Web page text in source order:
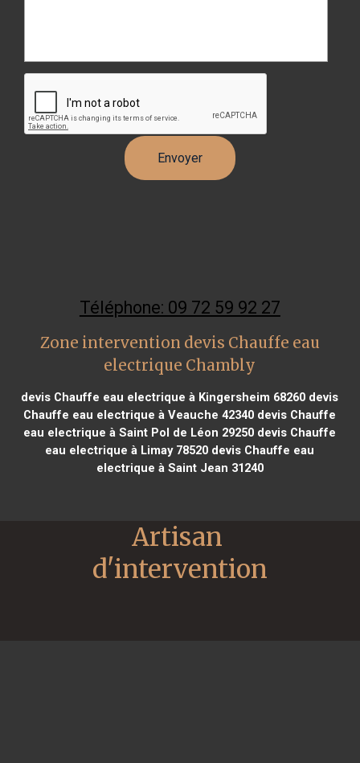
Téléphone: 09 72 59 92 27
Zone intervention devis Chauffe eau
electrique Chambly
devis Chauffe eau electrique à Kingersheim 68260 devis
Chauffe eau electrique à Veauche 42340 devis Chauffe
eau electrique à Saint Pol de Léon 29250 devis Chauffe
eau electrique à Limay 78520 devis Chauffe eau
electrique à Saint Jean 31240
Artisan
d'intervention